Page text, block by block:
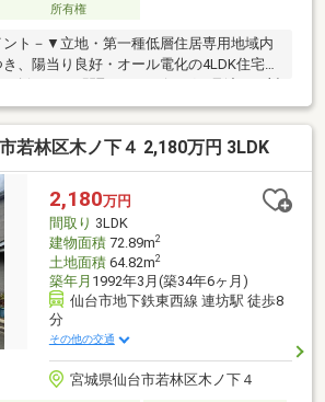
所有権
ント－▼立地・第一種低層住居専用地域内
、陽当り良好・オール電化の4LDK住宅・
確保された間取り・リビングを見渡せる対
ユーティリティスペースにスタディカウン
向きバルコニー付・玄関に土間収納、約
備・食器洗乾燥機・IHクッキングヒータ
環境・飯田前2号公園 徒歩1分(約10m)■
お手伝いします ━━━━━・・・物件の詳
問い合わせください。
若林区木ノ下４ 2,180万円 3LDK
2,180万円
間取り 3LDK
建物面積72.89m2
土地面積64.82m2
築年月 1992年3月(築34年6ヶ月)
仙台市地下鉄東西線 連坊駅 徒歩8
分
その他の交通
宮城県仙台市若林区木ノ下４